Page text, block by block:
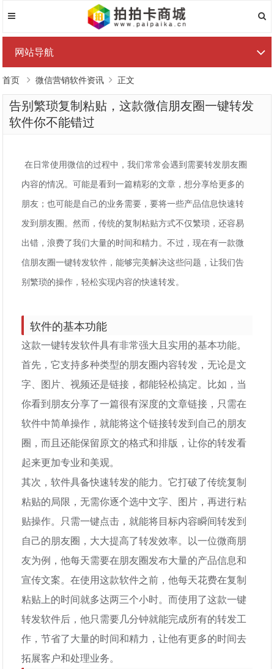
网站导航
首页 微信营销软件资讯 正文
告别繁琐复制粘贴，这款微信朋友圈一键转发
软件你不能错过
在日常使用微信的过程中，我们常常会遇到需要转发朋友圈
内容的情况。可能是看到一篇精彩的文章，想分享给更多的
朋友；也可能是自己的业务需要，要将一些产品信息快速转
发到朋友圈。然而，传统的复制粘贴方式不仅繁琐，还容易
出错，浪费了我们大量的时间和精力。不过，现在有一款微
信朋友圈一键转发软件，能够完美解决这些问题，让我们告
别繁琐的操作，轻松实现内容的快速转发。
软件的基本功能
这款一键转发软件具有非常强大且实用的基本功能。
首先，它支持多种类型的朋友圈内容转发，无论是文
字、图片、视频还是链接，都能轻松搞定。比如，当
你看到朋友分享了一篇很有深度的文章链接，只需在
软件中简单操作，就能将这个链接转发到自己的朋友
圈，而且还能保留原文的格式和排版，让你的转发看
起来更加专业和美观。
其次，软件具备快速转发的能力。它打破了传统复制
粘贴的局限，无需你逐个选中文字、图片，再进行粘
贴操作。只需一键点击，就能将目标内容瞬间转发到
自己的朋友圈，大大提高了转发效率。以一位微商朋
友为例，他每天需要在朋友圈发布大量的产品信息和
宣传文案。在使用这款软件之前，他每天花费在复制
粘贴上的时间就多达两三个小时。而使用了这款一键
转发软件后，他只需要几分钟就能完成所有的转发工
作，节省了大量的时间和精力，让他有更多的时间去
拓展客户和处理业务。